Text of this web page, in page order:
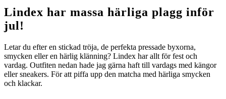
Lindex har massa härliga plagg inför
jul!
Letar du efter en stickad tröja, de perfekta pressade byxorna,
smycken eller en härlig klänning? Lindex har allt för fest och
vardag. Outfiten nedan hade jag gärna haft till vardags med kängor
eller sneakers. För att piffa upp den matcha med härliga smycken
och klackar.